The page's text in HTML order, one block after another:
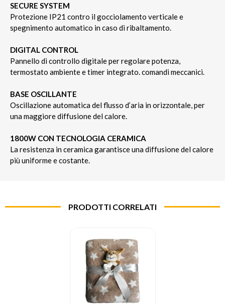
SECURE SYSTEM
Protezione IP21 contro il gocciolamento verticale e
spegnimento automatico in caso di ribaltamento.
DIGITAL CONTROL
Pannello di controllo digitale per regolare potenza,
termostato ambiente e timer integrato. comandi meccanici.
BASE OSCILLANTE
Oscillazione automatica del flusso d’aria in orizzontale, per
una maggiore diffusione del calore.
1800W CON TECNOLOGIA CERAMICA
La resistenza in ceramica garantisce una diffusione del calore
più uniforme e costante.
PRODOTTI CORRELATI